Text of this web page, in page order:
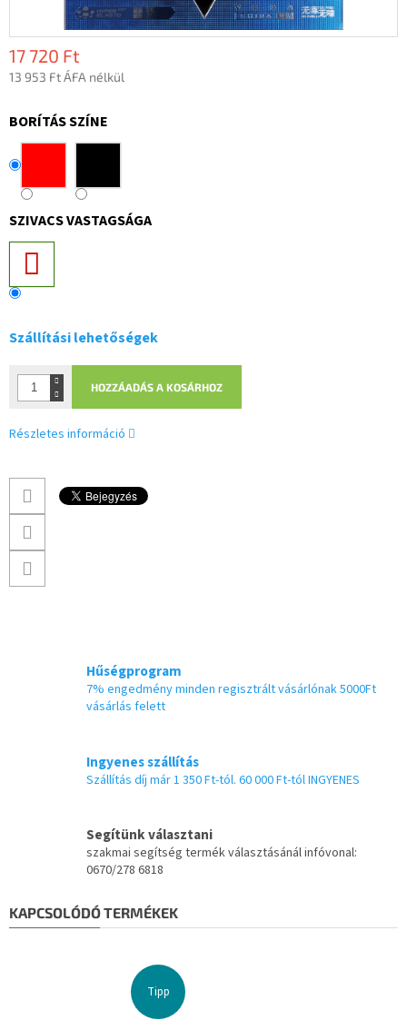
17 720 Ft
13 953 Ft ÁFA nélkül
BORÍTÁS SZÍNE
SZIVACS VASTAGSÁGA
Szállítási lehetőségek
HOZZÁADÁS A KOSÁRHOZ
Részletes információ
Hűségprogram
7% engedmény minden regisztrált vásárlónak 5000Ft
vásárlás felett
Ingyenes szállítás
Szállítás díj már 1 350 Ft-tól. 60 000 Ft-tól INGYENES
Segítünk választani
szakmai segítség termék választásánál infóvonal:
0670/278 6818
KAPCSOLÓDÓ TERMÉKEK
Tipp